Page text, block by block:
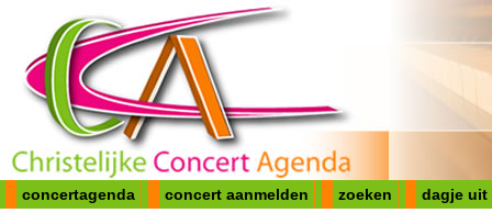
concertagenda concert aanmelden zoeken dagje uit